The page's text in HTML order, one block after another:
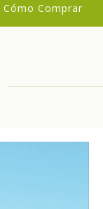
Cómo Comprar